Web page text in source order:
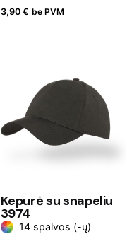
3,90 € be PVM
Kepurė su snapeliu
3974
14 spalvos (-ų)